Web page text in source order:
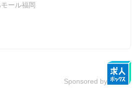
ール福岡
Sponsored by